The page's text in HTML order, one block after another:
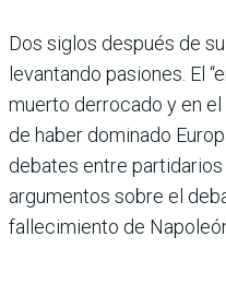
Dos siglos después de
levantando pasiones. El
muerto derrocado y en
de haber dominado
debates entre
argumentos sobre el
fallecimiento de